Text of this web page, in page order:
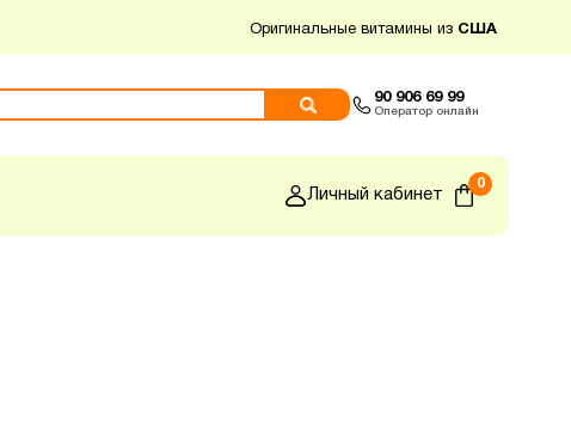
Оригинальные витамины из США
90 906 69 99
Оператор онлайн
Личный кабинет
0